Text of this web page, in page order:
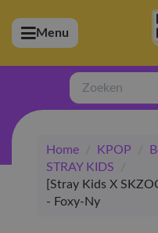
(Artiesten)
(Merchandise)
(Exclusive)
(Winkel)
Menu
Zoeken
Home / KPOP /
STRAY KIDS
/
[Stray Kids X
- Foxy-Ny